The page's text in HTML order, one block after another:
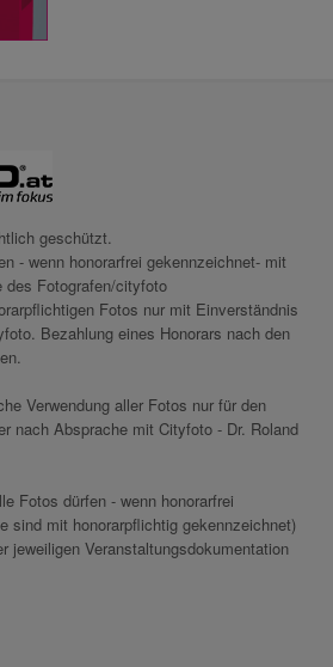
geschützt.
- wenn honorarfrei gekennzeichnet- mit
Fotografen/cityfoto
Fotos nur mit Einverständnis
Bezahlung eines Honorars nach den
Verwendung aller Fotos nur für den
nach Absprache mit Cityfoto - Dr. Roland
Fotos dürfen - wenn honorarfrei
sind mit honorarpflichtig gekennzeichnet)
jeweiligen Veranstaltungsdokumentation